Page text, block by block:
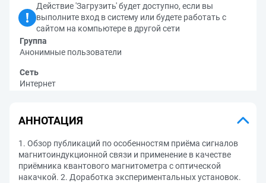
Действие 'Загрузить' будет доступно, если вы
выполните вход в систему или будете работать с
сайтом на компьютере в другой сети
Группа
Анонимные пользователи
Сеть
Интернет
АННОТАЦИЯ
1. Обзор публикаций по особенностям приёма сигналов
магнитоиндукционной связи и применение в качестве
приёмника квантового магнитометра с оптической
накачкой. 2. Доработка экспериментальных установок.